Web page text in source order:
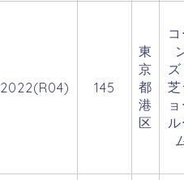
2022(R04) 145
東
京
都
港
区